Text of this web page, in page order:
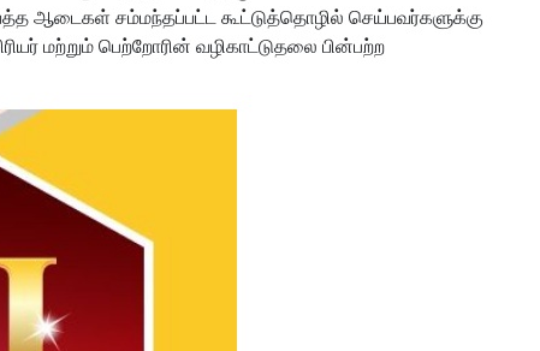
ஆடைகள் சம்மந்தப்பட்ட கூட்டுத்தொழில் செய்பவர்களுக்கு
மற்றும் பெற்றோரின் வழிகாட்டுதலை பின்பற்ற